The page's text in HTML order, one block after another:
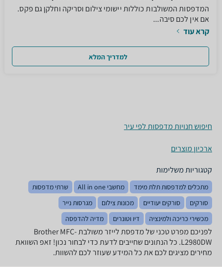
המדפסות המשולבות כוללות יישומי צילום וסריקה וחלקן גם פקס.
אם אין לכם סיבה...
קרא עוד
למדריך המלא
חיפוש חנויות מדפסות לפי עיר
ארכיון מוצרים
קטגוריות משלימות
מתכלים למדפסות תלת מימד מחשבי All in one
שרתי מדפסות
סורקים
סורקים יעודיים מכונות צילום
מגרסות נייר
מכשירי כריכה ולמינציה
דיו וטונרים מדיה להדפסה
לפניכם מפרט טכני של ‏מדפסת לייזר ‏משולבת Brother MFC-
L2980DW. כל הנתונים שחייבים לדעת כדי לבחור נכון! זאפ השוואת
מחירים מציגים לכם את כל המידע שעוזר לכם להשוות.